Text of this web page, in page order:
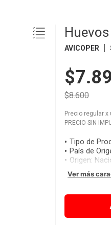
AVICOPER
$8.600
Precio regular x
PRECIO SIN
Tipo de
País de
Origen:
Ver más